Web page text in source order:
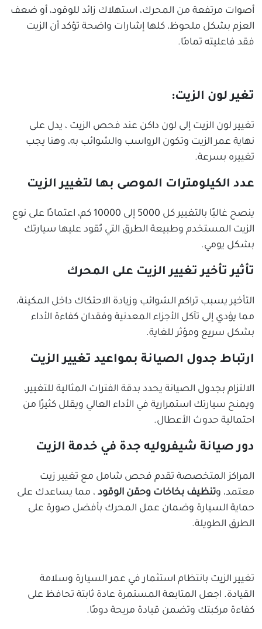
أصوات مرتفعة من المحرك، استهلاك زائد للوقود، أو ضعف
العزم بشكل ملحوظ، كلها إشارات واضحة تؤكد أن الزيت
فقد فاعليته تمامًا.
تغير لون الزيت:
تغيير لون الزيت إلى لون داكن عند فحص الزيت ، يدل على
نهاية عمر الزيت وتكون الرواسب والشوائب به، وهنا يجب
تغييره بسرعة.
عدد الكيلومترات الموصى بها لتغيير الزيت
ينصح غالبًا بالتغيير كل 5000 إلى 10000 كم، اعتمادًا على نوع
الزيت المستخدم وطبيعة الطرق التي تُقود عليها سيارتك
بشكل يومي.
تأثير تأخير تغيير الزيت على المحرك
التأخير يسبب تراكم الشوائب وزيادة الاحتكاك داخل المكينة،
مما يؤدي إلى تآكل الأجزاء المعدنية وفقدان كفاءة الأداء
بشكل سريع ومؤثر للغاية.
ارتباط جدول الصيانة بمواعيد تغيير الزيت
الالتزام بجدول الصيانة يحدد بدقة الفترات المثالية للتغيير،
ويمنح سيارتك استمرارية في الأداء العالي ويقلل كثيرًا من
احتمالية حدوث الأعطال.
دور صيانة شيفروليه جدة في خدمة الزيت
المراكز المتخصصة تقدم فحص شامل مع تغيير زيت
معتمد، وتنظيف بخاخات وحقن الوقود ، مما يساعدك على
حماية السيارة وضمان عمل المحرك بأفضل صورة على
الطرق الطويلة.
تغيير الزيت بانتظام استثمار في عمر السيارة وسلامة
القيادة. اجعل المتابعة المستمرة عادة ثابتة تحافظ على
كفاءة مركبتك وتضمن قيادة مريحة دومًا.